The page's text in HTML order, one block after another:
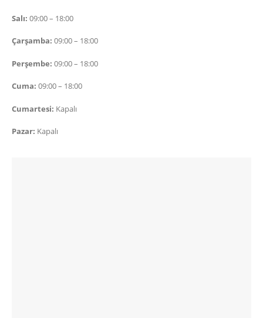
Salı: 09:00 – 18:00
Çarşamba: 09:00 – 18:00
Perşembe: 09:00 – 18:00
Cuma: 09:00 – 18:00
Cumartesi: Kapalı
Pazar: Kapalı